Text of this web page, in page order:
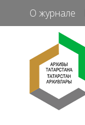
О журнале